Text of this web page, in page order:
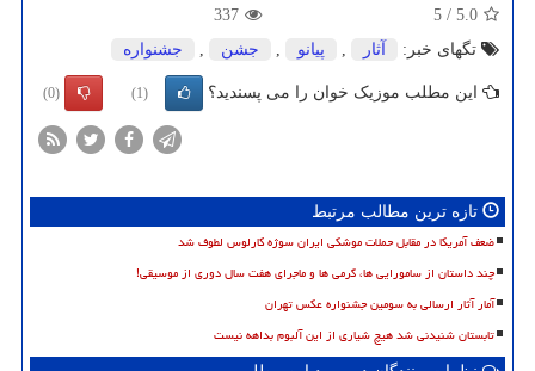
5.0
/
5
337
تگهای خبر:
آثار پیانو جشن جشنواره
این مطلب موزیک خوان را می پسندید؟ (1)
(0)
تازه ترین مطالب مرتبط
ضعف آمریکا در مقابل حملات موشکی ایران سوژه کارلوس لطوف شد
چند داستان از سامورایی ها، گرمی ها و ماجرای هفت سال دوری از موسیقی!
آمار آثار ارسالی به سومین جشنواره عکس تهران
تابستان شنیدنی شد هیچ شیاری از این آلبوم بداهه نیست